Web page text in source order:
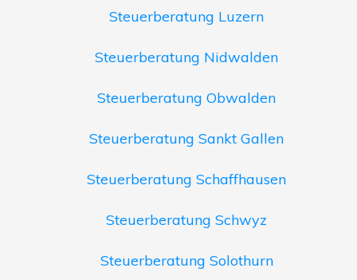
Steuerberatung Luzern
Steuerberatung Nidwalden
Steuerberatung Obwalden
Steuerberatung Sankt Gallen
Steuerberatung Schaffhausen
Steuerberatung Schwyz
Steuerberatung Solothurn